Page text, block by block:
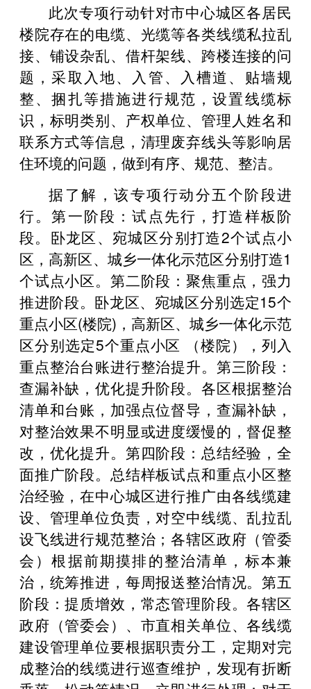
此次专项行动针对市中心城区各居民
楼院存在的电缆、光缆等各类线缆私拉乱
接、铺设杂乱、借杆架线、跨楼连接的问
题，采取入地、入管、入槽道、贴墙规
整、捆扎等措施进行规范，设置线缆标
识，标明类别、产权单位、管理人姓名和
联系方式等信息，清理废弃线头等影响居
住环境的问题，做到有序、规范、整洁。
据了解，该专项行动分五个阶段进
行。第一阶段：试点先行，打造样板阶
段。卧龙区、宛城区分别打造2个试点小
区，高新区、城乡一体化示范区分别打造1
个试点小区。第二阶段：聚焦重点，强力
推进阶段。卧龙区、宛城区分别选定15个
重点小区(楼院)，高新区、城乡一体化示范
区分别选定5个重点小区 （楼院），列入
重点整治台账进行整治提升。第三阶段：
查漏补缺，优化提升阶段。各区根据整治
清单和台账，加强点位督导，查漏补缺，
对整治效果不明显或进度缓慢的，督促整
改，优化提升。第四阶段：总结经验，全
面推广阶段。总结样板试点和重点小区整
治经验，在中心城区进行推广由各线缆建
设、管理单位负责，对空中线缆、乱拉乱
设飞线进行规范整治；各辖区政府（管委
会）根据前期摸排的整治清单，标本兼
治，统筹推进，每周报送整治情况。第五
阶段：提质增效，常态管理阶段。各辖区
政府（管委会）、市直相关单位、各线缆
建设管理单位要根据职责分工，定期对完
成整治的线缆进行巡查维护，发现有折断